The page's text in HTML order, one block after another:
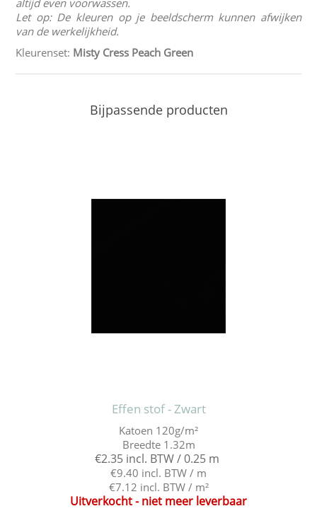
Let op: De kleuren op je beeldscherm kunnen afwijken
van de werkelijkheid.
Kleurenset: Misty Cress Peach Green
Bijpassende producten
Effen stof - Zwart
Katoen 120g/m²
Breedte 1.32m
€2.35 incl. BTW / 0.25 m
€9.40 incl. BTW / m
€7.12 incl. BTW / m²
Uitverkocht - niet meer leverbaar